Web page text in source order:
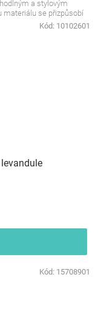
a stylovým
materiálu se přizpůsobí
Kód: 10102601
Kód: 15708901